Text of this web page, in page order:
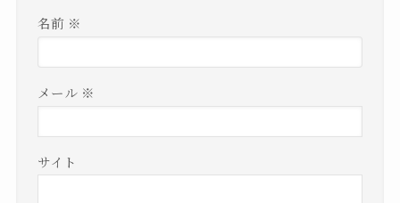
名前 ※
メール ※
サイト